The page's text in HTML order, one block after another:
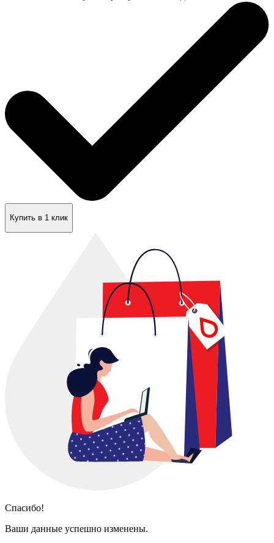
Купить в 1 клик
Спасибо!
Ваши данные успешно изменены.